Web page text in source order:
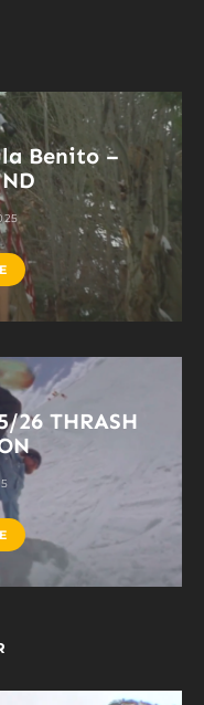
Benito –
26 THRASH